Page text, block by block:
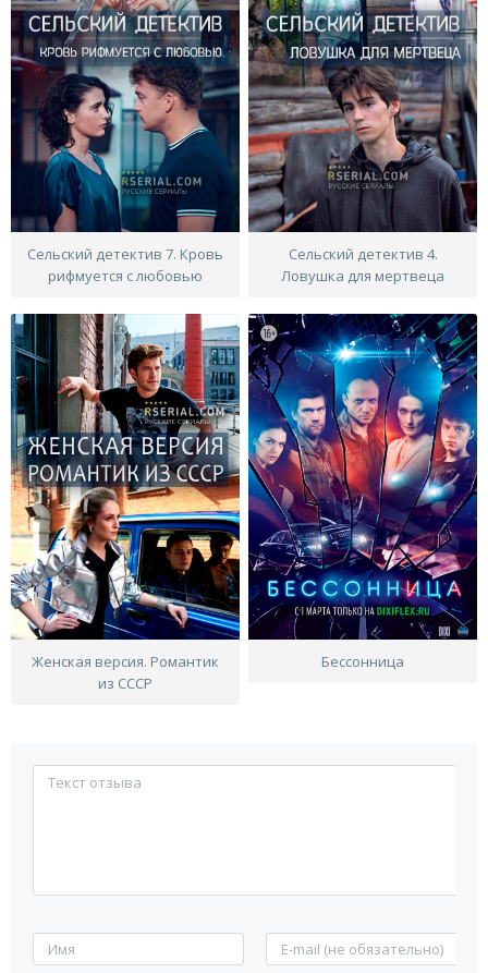
Сельский детектив 7. Кровь
рифмуется с любовью
Сельский детектив 4.
Ловушка для мертвеца
Женская версия. Романтик
из СССР
Бессонница